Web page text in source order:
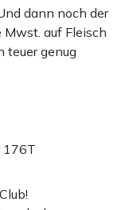
dann noch der
Mwst. auf Fleisch
teuer genug
176T